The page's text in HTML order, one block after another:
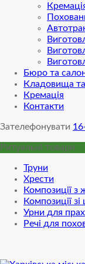
Бюро та
Кладовища
Кремація
Контакти
Зателефонувати
Ритуальні товари
Труни
Хрести
Композиції з
Композиції зі
Урни для
Речі для